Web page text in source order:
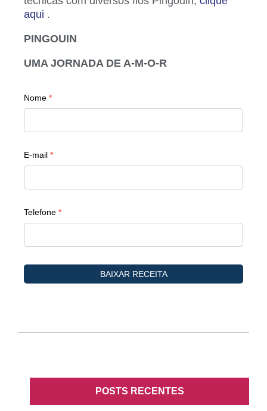
aqui .
PINGOUIN
UMA JORNADA DE A-M-O-R
POSTS RECENTES